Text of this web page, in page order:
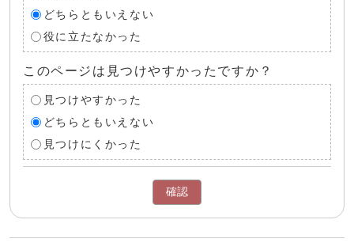
どちらともいえない
役に立たなかった
このページは見つけやすかったですか？
見つけやすかった
どちらともいえない
見つけにくかった
確認